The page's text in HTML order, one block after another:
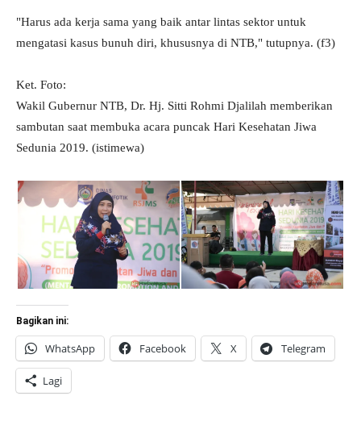
"Harus ada kerja sama yang baik antar lintas sektor untuk
mengatasi kasus bunuh diri, khususnya di NTB," tutupnya. (f3)
Ket. Foto:
Wakil Gubernur NTB, Dr. Hj. Sitti Rohmi Djalilah memberikan
sambutan saat membuka acara puncak Hari Kesehatan Jiwa
Sedunia 2019. (istimewa)
Bagikan ini:
WhatsApp Facebook X Telegram
Lagi